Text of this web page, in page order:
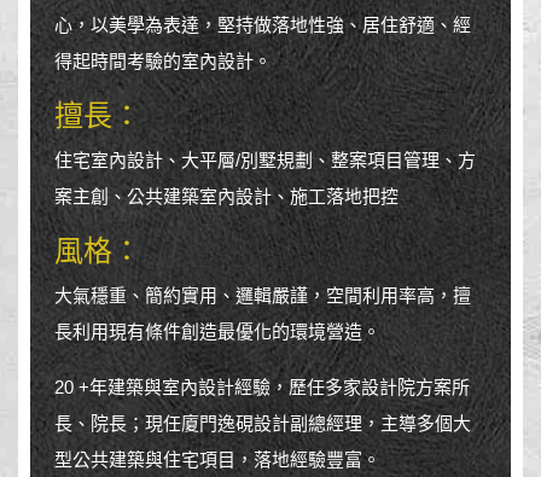
心，以美學為表達，堅持做落地性強、居住舒適、經
得起時間考驗的室內設計。
擅長：
住宅室內設計、大平層/別墅規劃、整案項目管理、方
案主創、公共建築室內設計、施工落地把控
風格：
大氣穩重、簡約實用、邏輯嚴謹，空間利用率高，擅
長利用現有條件創造最優化的環境營造。
20 +年建築與室內設計經驗，歷任多家設計院方案所
長、院長；現任廈門逸硯設計副總經理，主導多個大
型公共建築與住宅項目，落地經驗豐富。